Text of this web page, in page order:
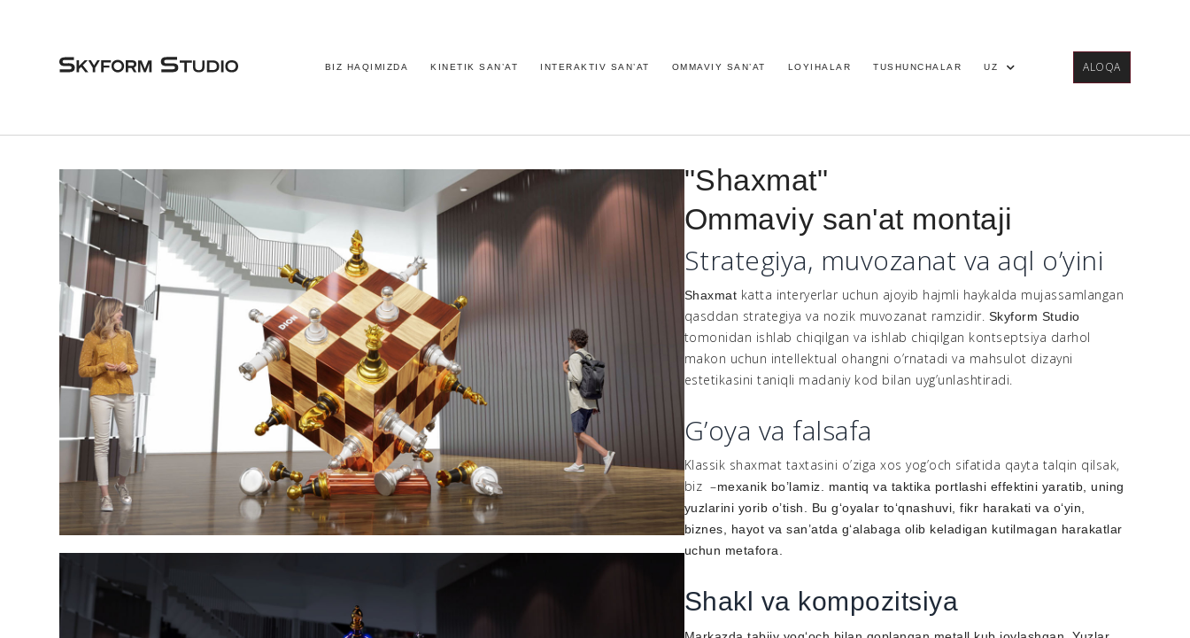
BIZ HAQIMIZDA KINETIK SAN’AT INTERAKTIV SAN’AT OMMAVIY SAN’AT LOYIHALAR TUSHUNCHALAR UZ ALOQA
"Shaxmat"
Ommaviy san'at montaji
Strategiya, muvozanat va aql o’yini
Shaxmat katta interyerlar uchun ajoyib hajmli haykalda mujassamlangan
qasddan strategiya va nozik muvozanat ramzidir. Skyform Studio
tomonidan ishlab chiqilgan va ishlab chiqilgan kontseptsiya darhol
makon uchun intellektual ohangni o’rnatadi va mahsulot dizayni
estetikasini taniqli madaniy kod bilan uyg’unlashtiradi.
G’oya va falsafa
Klassik shaxmat taxtasini o’ziga xos yog’och sifatida qayta talqin qilsak,
biz –mexanik bo’lamiz. mantiq va taktika portlashi effektini yaratib, uning
yuzlarini yorib o’tish
. Bu g‘oyalar to‘qnashuvi, fikr harakati va o‘yin,
biznes, hayot va san’atda g‘alabaga olib keladigan kutilmagan harakatlar
uchun metafora.
Shakl va kompozitsiya